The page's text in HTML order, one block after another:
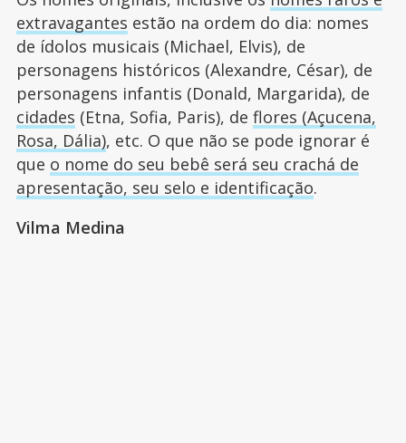
extravagantes estão na ordem do dia: nomes
de ídolos musicais (Michael, Elvis), de
personagens históricos (Alexandre, César), de
personagens infantis (Donald, Margarida), de
cidades (Etna, Sofia, Paris), de flores (Açucena,
Rosa, Dália), etc. O que não se pode ignorar é
que o nome do seu bebê será seu crachá de
apresentação, seu selo e identificação.
Vilma Medina